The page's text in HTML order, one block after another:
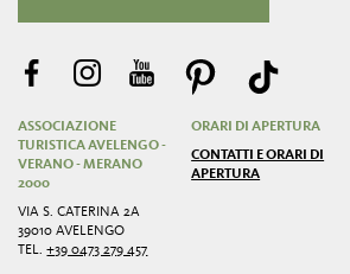
ASSOCIAZIONE
TURISTICA AVELENGO -
VERANO - MERANO
2000
VIA S. CATERINA 2A
39010 AVELENGO
TEL.+39 0473 279 457
ORARI DI APERTURA
CONTATTI E ORARI DI
APERTURA